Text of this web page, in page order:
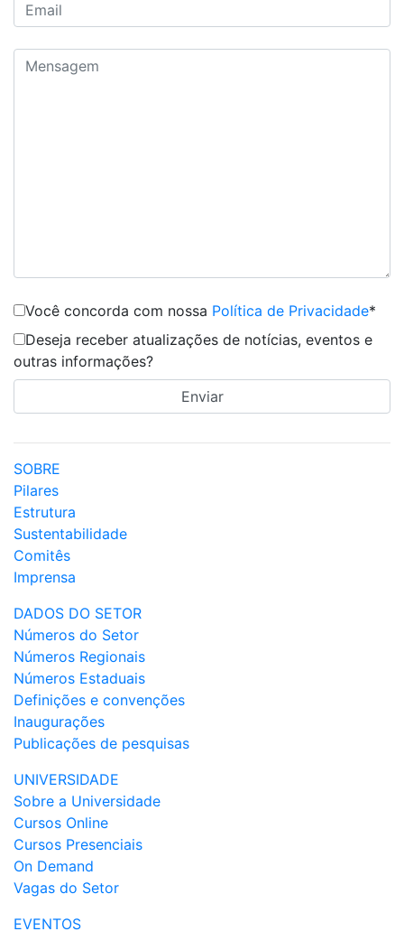
Você concorda com nossa Política de Privacidade*
Deseja receber atualizações de notícias, eventos e
outras informações?
SOBRE
Pilares
Estrutura
Sustentabilidade
Comitês
Imprensa
DADOS DO SETOR
Números do Setor
Números Regionais
Números Estaduais
Definições e convenções
Inaugurações
Publicações de pesquisas
UNIVERSIDADE
Sobre a Universidade
Cursos Online
Cursos Presenciais
On Demand
Vagas do Setor
EVENTOS